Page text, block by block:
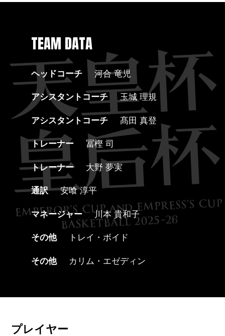
TEAM DATA
ヘッドコーチ
河合 竜児
アシスタントコーチ
玉城 理規
アシスタントコーチ
髙田 真登
トレーナー
冨樫 司
トレーナー
大野 夢実
通訳
安喰 淳平
マネージャー
川本 貴和子
その他
トレイ・ボイド
その他
カリム・エゼディン
プレイヤー